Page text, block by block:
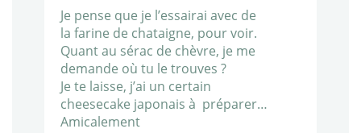
Je pense que je l’essairai avec de
la farine de chataigne, pour voir.
Quant au sérac de chèvre, je me
demande où tu le trouves ?
Je te laisse, j’ai un certain
cheesecake japonais à préparer…
Amicalement